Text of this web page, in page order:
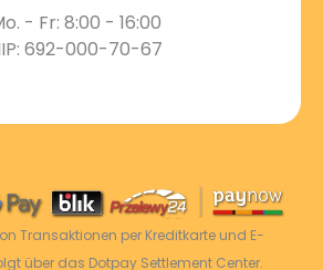
- Fr: 8:00 - 16:00
692-000-70-67
Transaktionen per Kreditkarte und E-
über das Dotpay Settlement Center.